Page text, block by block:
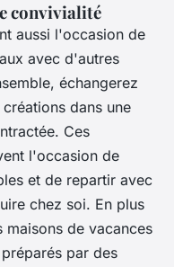
convivialité
aussi l'occasion de
avec d'autres
échangerez
dans une
Ces
l'occasion de
et de repartir avec
chez soi. En plus
maisons de vacances
préparés par des